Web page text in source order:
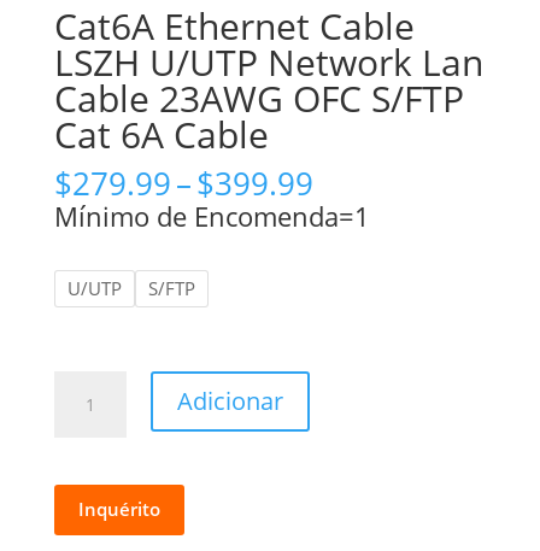
Cat6A Ethernet Cable
LSZH U/UTP Network Lan
Cable 23AWG OFC S/FTP
Cat 6A Cable
$279.99–$399.99Gama
de
preços:
Mínimo de Encomenda=1
U/UTP S/FTP
LSZH
Adicionar
Inquérito